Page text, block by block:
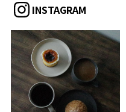
INSTAGRAM